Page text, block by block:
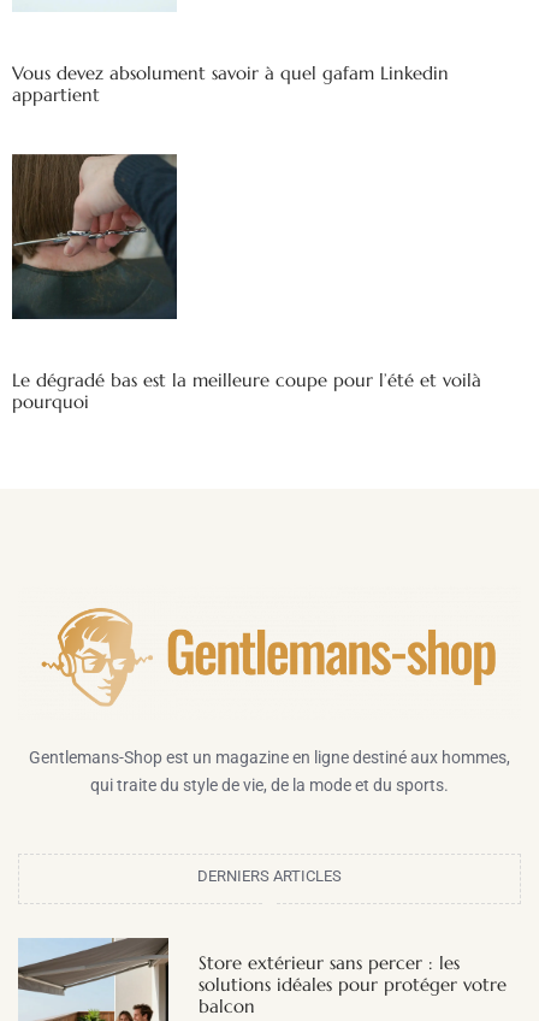
Vous devez absolument savoir à quel gafam Linkedin
appartient
Le dégradé bas est la meilleure coupe pour l’été et voilà
pourquoi
Gentlemans-Shop est un magazine en ligne destiné aux hommes,
qui traite du style de vie, de la mode et du sports.
DERNIERS ARTICLES
Store extérieur sans percer : les
solutions idéales pour protéger votre
balcon